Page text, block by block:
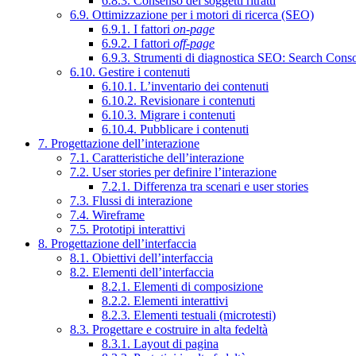
6.9. Ottimizzazione per i motori di ricerca (SEO)
6.9.1. I fattori on-page
6.9.2. I fattori off-page
6.9.3. Strumenti di diagnostica SEO: Search
6.10. Gestire i contenuti
6.10.1. L’inventario dei contenuti
6.10.2. Revisionare i contenuti
6.10.3. Migrare i contenuti
6.10.4. Pubblicare i contenuti
7. Progettazione dell’interazione
7.1. Caratteristiche dell’interazione
7.2. User stories per definire l’interazione
7.2.1. Differenza tra scenari e user stories
7.3. Flussi di interazione
7.4. Wireframe
7.5. Prototipi interattivi
8. Progettazione dell’interfaccia
8.1. Obiettivi dell’interfaccia
8.2. Elementi dell’interfaccia
8.2.1. Elementi di composizione
8.2.2. Elementi interattivi
8.2.3. Elementi testuali (microtesti)
8.3. Progettare e costruire in alta fedeltà
8.3.1. Layout di pagina